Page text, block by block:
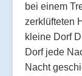
bei einem
zerklüfteten
kleine Dorf
Dorf jede
Nacht